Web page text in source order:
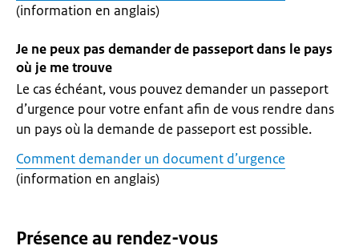
(information en anglais)
Je ne peux pas demander de passeport dans le pays
où je me trouve
Le cas échéant, vous pouvez demander un passeport
d’urgence pour votre enfant afin de vous rendre dans
un pays où la demande de passeport est possible.
Comment demander un document d’urgence
(information en anglais)
Présence au rendez-vous